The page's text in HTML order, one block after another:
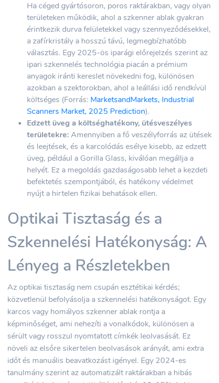
Ha céged gyártósoron, poros raktárakban, vagy olyan
területeken működik, ahol a szkenner ablak gyakran
érintkezik durva felületekkel vagy szennyeződésekkel,
a zafírkristály a hosszú távú, legmegbízhatóbb
választás. Egy 2025-ös iparági előrejelzés szerint az
ipari szkennelés technológia piacán a prémium
anyagok iránti kereslet növekedni fog, különösen
azokban a szektorokban, ahol a leállási idő rendkívül
költséges (Forrás: MarketsandMarkets, Industrial
Scanners Market, 2025 Prediction).
Edzett üveg a költséghatékony, ütésveszélyes
területekre: Amennyiben a fő veszélyforrás az ütések
és leejtések, és a karcolódás esélye kisebb, az edzett
üveg, például a Gorilla Glass, kiválóan megállja a
helyét. Ez a megoldás gazdaságosabb lehet a kezdeti
befektetés szempontjából, és hatékony védelmet
nyújt a hirtelen fizikai behatások ellen.
Optikai Tisztaság és a
Szkennelési Hatékonyság: A
Lényeg a Részletekben
Az optikai tisztaság nem csupán esztétikai kérdés;
közvetlenül befolyásolja a szkennelési hatékonyságot. Egy
karcos vagy homályos szkenner ablak rontja a
képminőséget, ami nehezíti a vonalkódok, különösen a
sérült vagy rosszul nyomtatott címkék leolvasását. Ez
növeli az elsőre sikertelen beolvasások arányát, ami extra
időt és manuális beavatkozást igényel. Egy 2024-es
tanulmány szerint az automatizált raktárakban a hibás